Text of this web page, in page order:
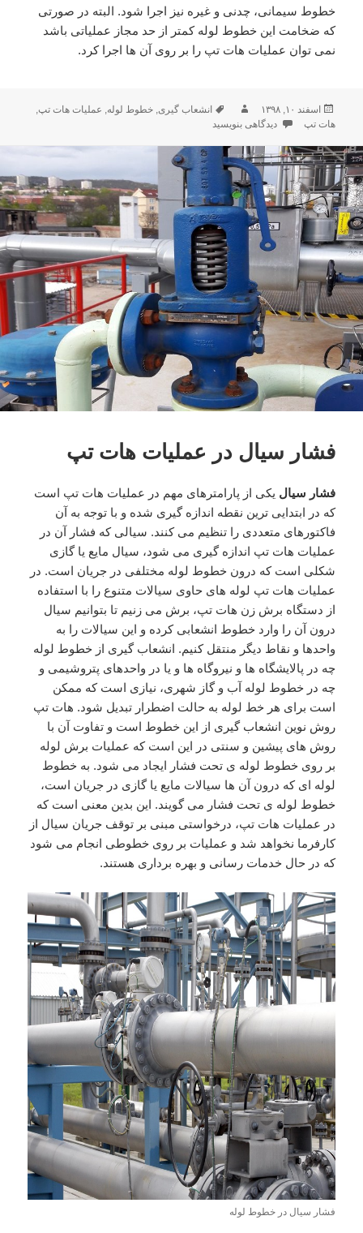
خطوط سیمانی، چدنی و غیره نیز اجرا شود. البته در صورتی
که ضخامت این خطوط لوله کمتر از حد مجاز عملیاتی باشد
نمی توان عملیات هات تپ را بر روی آن ها اجرا کرد.
ارسال
شده
اسفند ۱۰, ۱۳۹۸ نویسندهبرچسب‌ها
انشعاب گیری,خطوط لوله, عملیات هات تپ,
هات تپ
برای انواع خطوط لوله در عملیات هات تپ
دیدگاهی بنویسید
فشار سیال در عملیات هات تپ
فشار سیال یکی از پارامترهای مهم در عملیات هات تپ است
که در ابتدایی ترین نقطه اندازه گیری شده و با توجه به آن
فاکتورهای متعددی را تنظیم می کنند. سیالی که فشار آن در
عملیات هات تپ اندازه گیری می شود، سیال مایع یا گازی
شکلی است که درون خطوط لوله مختلفی در جریان است. در
عملیات هات تپ لوله های حاوی سیالات متنوع را با استفاده
از دستگاه برش زن هات تپ، برش می زنیم تا بتوانیم سیال
درون آن را وارد خطوط انشعابی کرده و این سیالات را به
واحدها و نقاط دیگر منتقل کنیم. انشعاب گیری از خطوط لوله
چه در پالایشگاه ها و نیروگاه ها و یا در واحدهای پتروشیمی و
چه در خطوط لوله آب و گاز شهری، نیازی است که ممکن
است برای هر خط لوله به حالت اضطرار تبدیل شود. هات تپ
روش نوین انشعاب گیری از این خطوط است و تفاوت آن با
روش های پیشین و سنتی در این است که عملیات برش لوله
بر روی خطوط لوله ی تحت فشار ایجاد می شود. به خطوط
لوله ای که درون آن ها سیالات مایع یا گازی در جریان است،
خطوط لوله ی تحت فشار می گویند. این بدین معنی است که
در عملیات هات تپ، درخواستی مبنی بر توقف جریان سیال از
کارفرما نخواهد شد و عملیات بر روی خطوطی انجام می شود
که در حال خدمات رسانی و بهره برداری هستند.
فشار سیال در خطوط لوله